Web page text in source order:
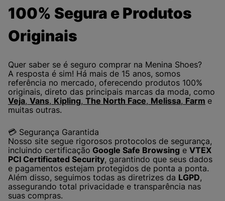
100% Segura e Produtos
Originais
Quer saber se é seguro comprar na Menina Shoes?
A resposta é sim! Há mais de 15 anos, somos
referência no mercado, oferecendo produtos 100%
originais, direto das principais marcas da moda, como
Veja, Vans, Kipling, The North Face, Melissa, Farm e
muitas outras.
💳 Segurança Garantida
Nosso site segue rigorosos protocolos de segurança,
incluindo certificação Google Safe Browsing e VTEX
PCI Certificated Security, garantindo que seus dados
e pagamentos estejam protegidos de ponta a ponta.
Além disso, seguimos todas as diretrizes da LGPD,
assegurando total privacidade e transparência nas
suas compras.